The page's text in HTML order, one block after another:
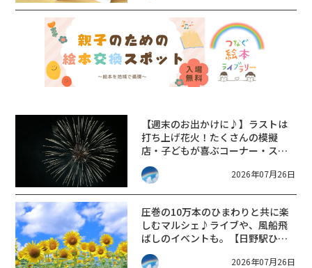
【週末のお出かけに♪】ラストは
打ち上げ花火！たくさんの模擬
店・子どもが喜ぶコーナー・ステ
ージイベントも。【堅田湖族まつ
り】
2026年07月26日
圧巻の10万本のひまわりと共に楽
しむマルシェ♪ライブや、風船飛
ばしのイベントも。【日野駅ひま
わりフェスティバル2026】
2026年07月26日